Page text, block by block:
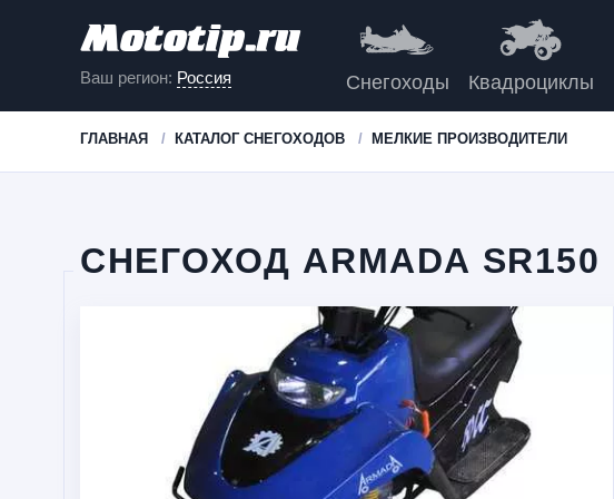
Ваш регион: Россия Снегоходы Квадроциклы
ГЛАВНАЯ КАТАЛОГ СНЕГОХОДОВ МЕЛКИЕ ПРОИЗВОДИТЕЛИ
СНЕГОХОД ARMADA SR150